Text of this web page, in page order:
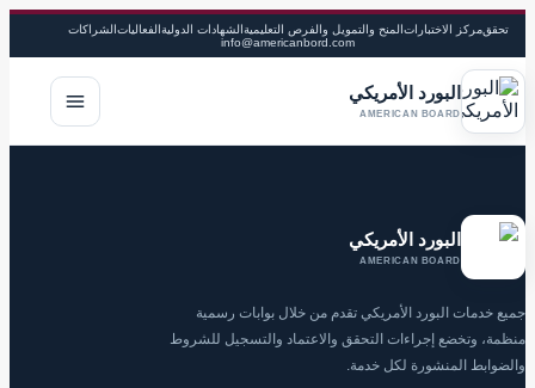
تحققمركز الاختباراتالمنح والتمويل والفرص التعليميةالشهادات الدوليةالفعالياتالشراكات
info@americanbord.com
البورد الأمريكي
AMERICAN BOARD
البورد الأمريكي
AMERICAN BOARD
جميع خدمات البورد الأمريكي تقدم من خلال بوابات رسمية
منظمة، وتخضع إجراءات التحقق والاعتماد والتسجيل للشروط
والضوابط المنشورة لكل خدمة.